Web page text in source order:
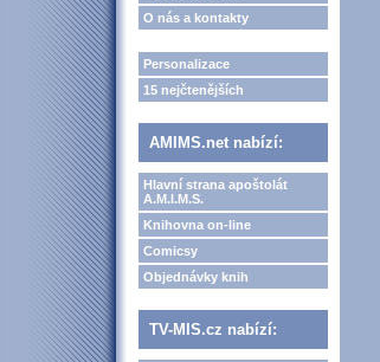
O nás a kontakty
Personalizace
15 nejčtenějších
AMIMS.net nabízí:
Hlavní strana apoštolát
A.M.I.M.S.
Knihovna on-line
Comicsy
Objednávky knih
TV-MIS.cz nabízí: